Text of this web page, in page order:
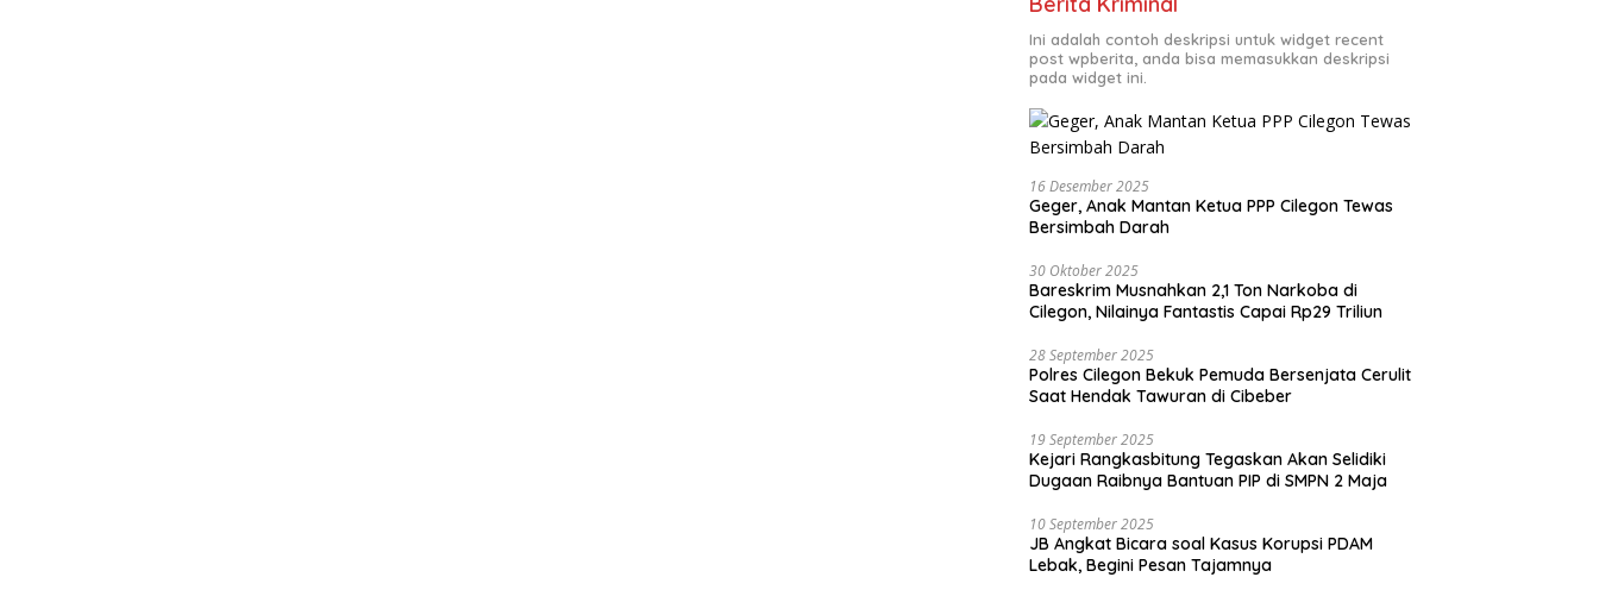
Ini adalah contoh deskripsi untuk widget recent
post wpberita, anda bisa memasukkan deskripsi
pada widget ini.
16 Desember 2025
Geger, Anak Mantan Ketua PPP Cilegon Tewas
Bersimbah Darah
30 Oktober 2025
Bareskrim Musnahkan 2,1 Ton Narkoba di
Cilegon, Nilainya Fantastis Capai Rp29 Triliun
28 September 2025
Polres Cilegon Bekuk Pemuda Bersenjata Cerulit
Saat Hendak Tawuran di Cibeber
19 September 2025
Kejari Rangkasbitung Tegaskan Akan Selidiki
Dugaan Raibnya Bantuan PIP di SMPN 2 Maja
10 September 2025
JB Angkat Bicara soal Kasus Korupsi PDAM
Lebak, Begini Pesan Tajamnya